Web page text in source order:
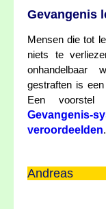
Gevangenis
Mensen die tot
niets te
onhandelbaar
gestraften is
Een
Gevangenis-
veroordeelden.
Andreas